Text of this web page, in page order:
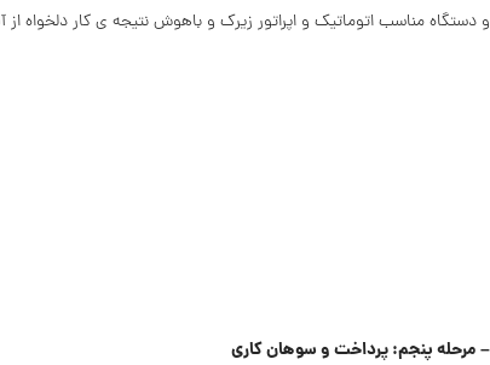
و دستگاه مناسب اتوماتیک و اپراتور زیرک و باهوش نتیجه ی کار
– مرحله پنجم: پرداخت و سوهان کاری